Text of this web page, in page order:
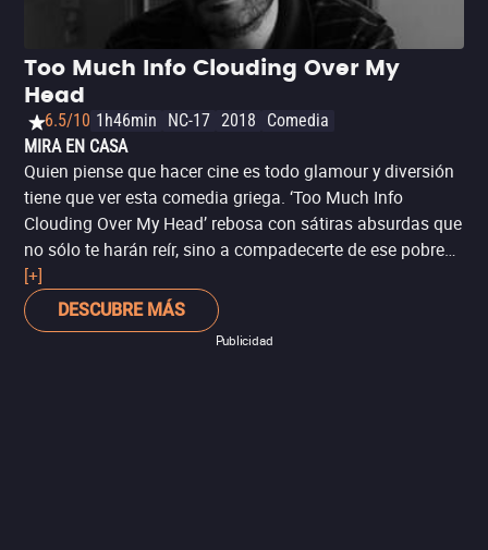
Too Much Info Clouding Over My
Head
6.5/10 1h46min NC-17 2018
Comedia
MIRA EN CASA
Quien piense que hacer cine es todo glamour y diversión
tiene que ver esta comedia griega. ‘Too Much Info
Clouding Over My Head’ rebosa con sátiras absurdas que
no sólo te harán reír, sino a compadecerte de ese pobre
amigo que decidió dedicarse a hacer películas. O por lo
menos disfrutarás viendo a una industria burlándose de
sí misma con ganas.
[+]
DESCUBRE MÁS
Publicidad